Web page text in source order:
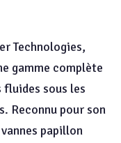
Technologies,
gamme complète
sous les
Reconnu pour son
papillon